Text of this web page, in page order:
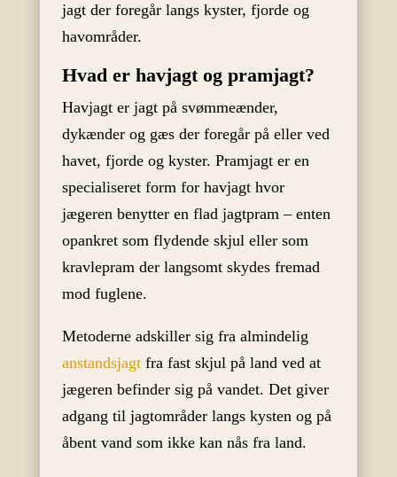
jagt der foregår langs kyster, fjorde og
havområder.
Hvad er havjagt og pramjagt?
Havjagt er jagt på svømmeænder,
dykænder og gæs der foregår på eller ved
havet, fjorde og kyster. Pramjagt er en
specialiseret form for havjagt hvor
jægeren benytter en flad jagtpram – enten
opankret som flydende skjul eller som
kravlepram der langsomt skydes fremad
mod fuglene.
Metoderne adskiller sig fra almindelig
anstandsjagtfra fast skjul på land ved at
jægeren befinder sig på vandet. Det giver
adgang til jagtområder langs kysten og på
åbent vand som ikke kan nås fra land.